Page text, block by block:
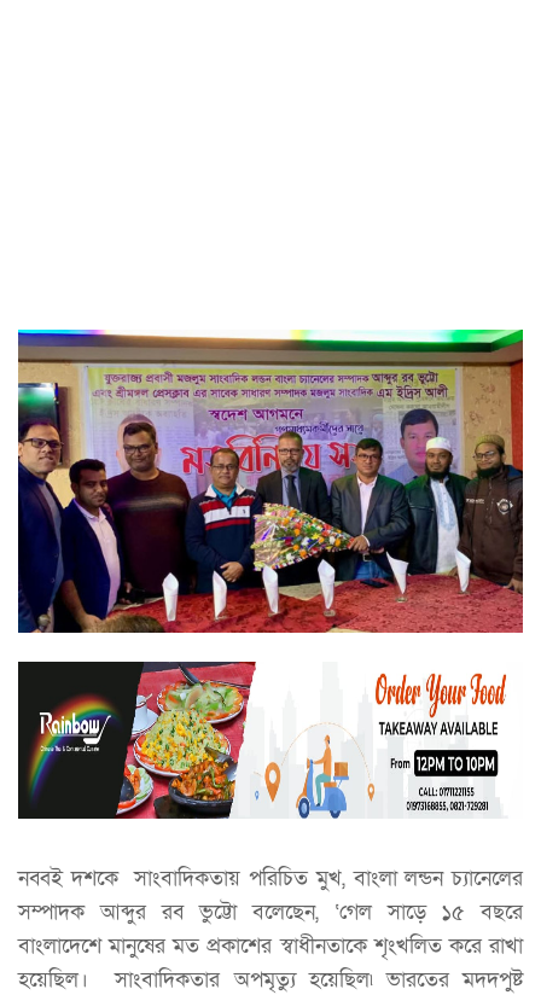
নব্বই দশকে সাংবাদিকতায় পরিচিত মুখ, বাংলা লন্ডন চ্যানেলের
সম্পাদক আব্দুর রব ভুট্টো বলেছেন, ‘গেল সাড়ে ১৫ বছরে
বাংলাদেশে মানুষের মত প্রকাশের স্বাধীনতাকে শৃংখলিত করে রাখা
হয়েছিল। সাংবাদিকতার অপমৃত্যু হয়েছিল৷ ভারতের মদদপুষ্ট